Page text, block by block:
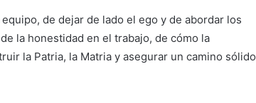
de dejar de lado el ego y de abordar los
la honestidad en el trabajo, de cómo la
la Patria, la Matria y asegurar un camino sólido